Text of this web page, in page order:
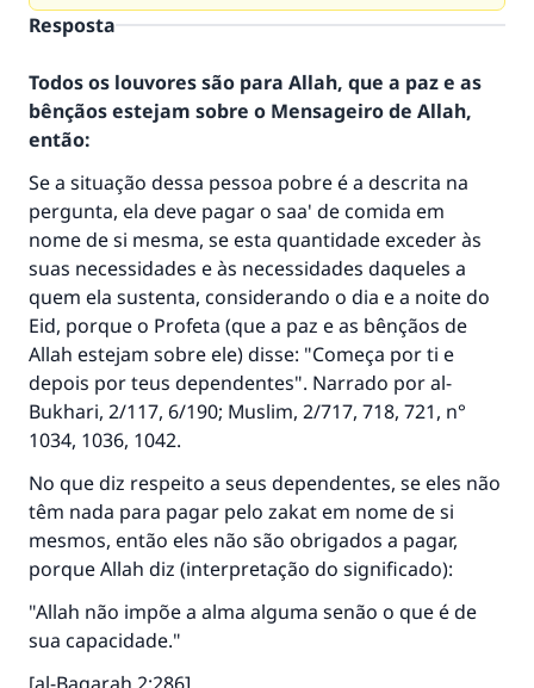
Resposta
Todos os louvores são para Allah, que a paz e as
bênçãos estejam sobre o Mensageiro de Allah,
então:
Se a situação dessa pessoa pobre é a descrita na
pergunta, ela deve pagar o saa' de comida em
nome de si mesma, se esta quantidade exceder às
suas necessidades e às necessidades daqueles a
quem ela sustenta, considerando o dia e a noite do
Eid, porque o Profeta (que a paz e as bênçãos de
Allah estejam sobre ele) disse: "Começa por ti e
depois por teus dependentes". Narrado por al-
Bukhari, 2/117, 6/190; Muslim, 2/717, 718, 721, n°
1034, 1036, 1042.
No que diz respeito a seus dependentes, se eles não
têm nada para pagar pelo zakat em nome de si
mesmos, então eles não são obrigados a pagar,
porque Allah diz (interpretação do significado):
"Allah não impõe a alma alguma senão o que é de
sua capacidade."
A resposta n° 110845 salvou um